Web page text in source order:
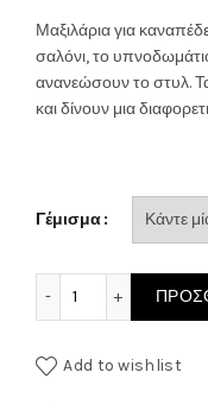
Μαξιλάρια για
σαλόνι, το
ανανεώσουν το στυλ.
και δίνουν μια
Γέμισμα
ΜΑΞΙΛΑΡΙ
Add to wishlist